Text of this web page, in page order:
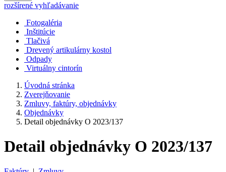
rozšírené vyhľadávanie
Fotogaléria
Inštitúcie
Tlačivá
Drevený artikulárny kostol
Odpady
Virtuálny cintorín
Úvodná stránka
Zverejňovanie
Zmluvy, faktúry, objednávky
Objednávky
Detail objednávky O 2023/137
Detail objednávky O 2023/137